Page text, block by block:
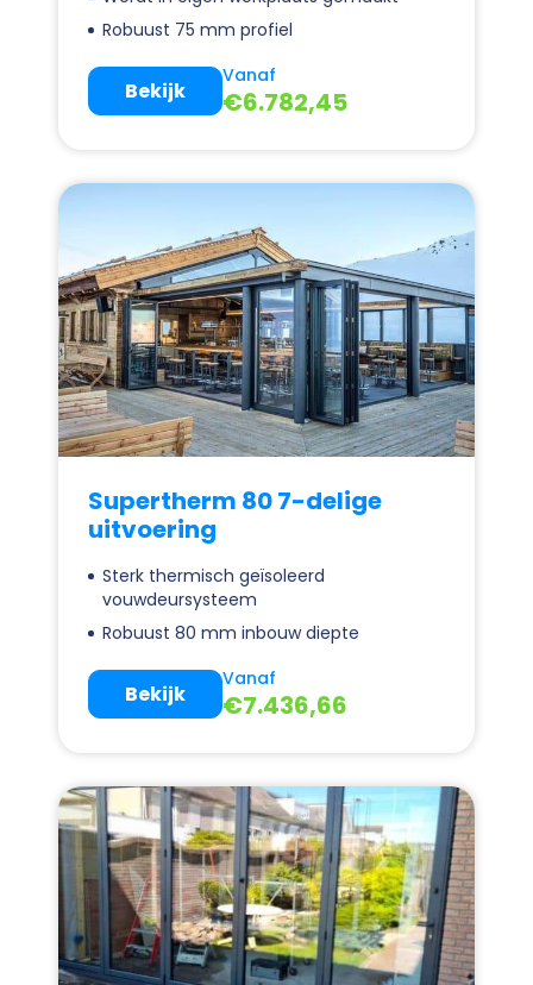
Robuust 75 mm profiel
Vanaf
€6.782,45
Bekijk
Supertherm 80 7-delige
uitvoering
Sterk thermisch geïsoleerd
vouwdeursysteem
Robuust 80 mm inbouw diepte
Vanaf
€7.436,66
Bekijk